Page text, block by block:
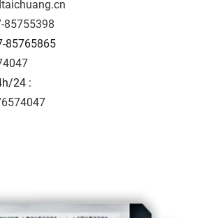
85755398
85765865
24 :